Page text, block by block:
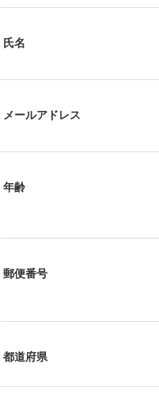
氏名
メールアドレス
年齢
郵便番号
都道府県